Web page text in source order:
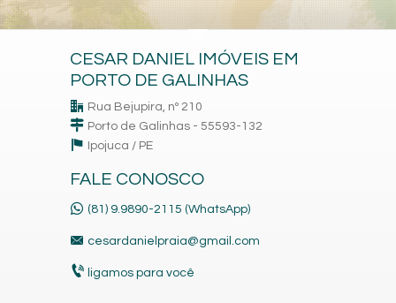
CESAR DANIEL IMÓVEIS EM
PORTO DE GALINHAS
Rua Bejupira, nº 210
Porto de Galinhas - 55593-132
Ipojuca / PE
FALE CONOSCO
(81) 9.9890-2115 (WhatsApp)
cesardanielpraia@gmail.com
ligamos para você